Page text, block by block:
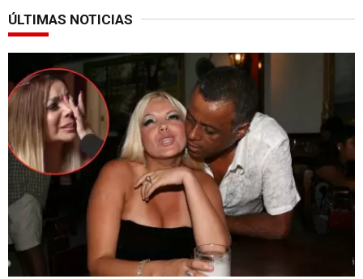
ÚLTIMAS NOTICIAS